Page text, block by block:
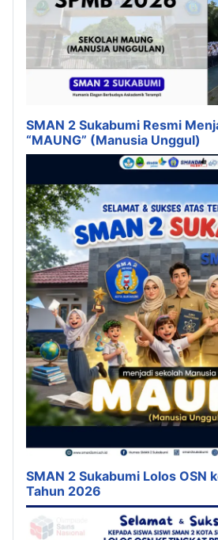
SMAN 2 Sukabumi Resmi
“MAUNG” (Manusia Unggul)
SMAN 2 Sukabumi Lolos OSN
Tahun 2026